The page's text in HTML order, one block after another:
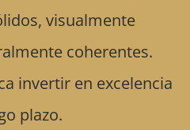
visualmente
coherentes.
invertir en excelencia
plazo.